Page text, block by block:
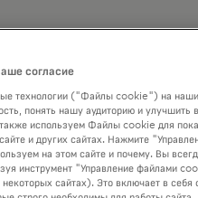
согласие
технологии ("Файлы cookie") на
понять нашу аудиторию и улучшить
используем Файлы cookie для
и других сайтах. Нажмите
на этом сайте и почему. Вы
инструмент "Управление файлами
сайтах). Это включает в себя